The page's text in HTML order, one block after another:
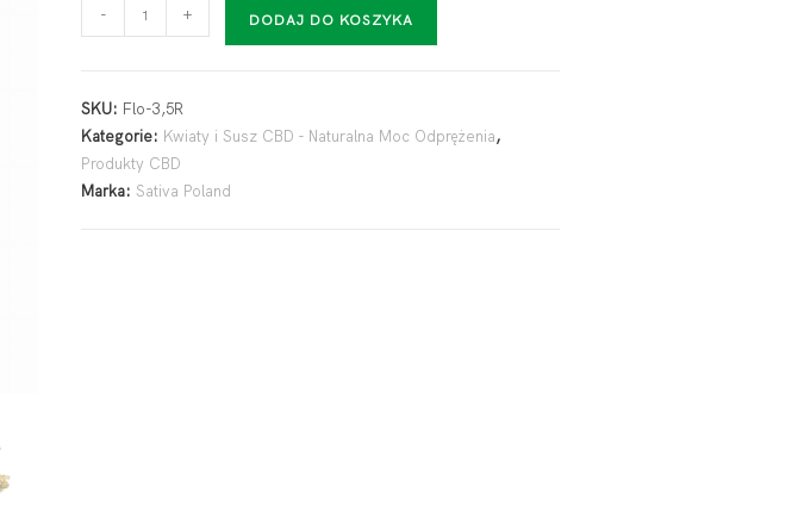
- + DODAJ DO KOSZYKA
SKU: Flo-3,5R
Kategorie: Kwiaty i Susz CBD - Naturalna Moc Odprężenia,
Produkty CBD
Marka:Sativa Poland